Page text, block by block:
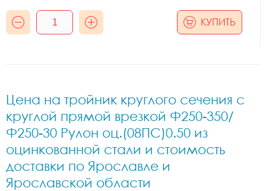
КУПИТЬ
Цена на тройник круглого сечения с
круглой прямой врезкой Ф250-350/
Ф250-30 Рулон оц.(08ПС)0.50 из
оцинкованной стали и стоимость
доставки по Ярославле и
Ярославской области